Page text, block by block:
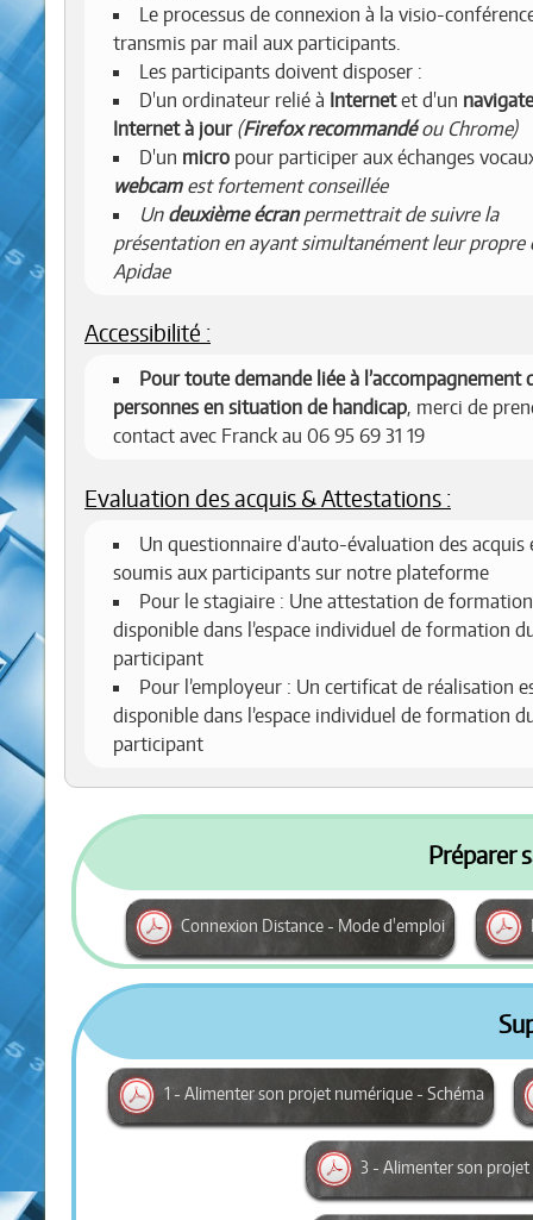
Le processus de connexion à la visio-
transmis par mail aux participants.
Les participants doivent disposer :
D'un ordinateur relié à Internetet d'un
Internet à jour (Firefox recommandéou Chrome)
D'un micro pour participer aux échanges
webcamest fortement conseillée
Un deuxième écranpermettrait de suivre la
présentation en ayant simultanément leur propre
Apidae
Accessibilité :
Pour toute demande liée à l’accompagnement
personnes en situation de handicap, merci de
contact avec Franck au 06 95 69 31 19
Evaluation des acquis & Attestations :
Un questionnaire d'auto-évaluation des acquis
soumis aux participants sur notre plateforme
Pour le stagiaire : Une attestation de
disponible dans l’espace individuel de formation
participant
Pour l’employeur : Un certificat de réalisation
disponible dans l’espace individuel de formation
participant
Préparer
Connexion Distance - Mode d'emploi
1 - Alimenter son projet numérique - Schéma
3 - Alimenter son